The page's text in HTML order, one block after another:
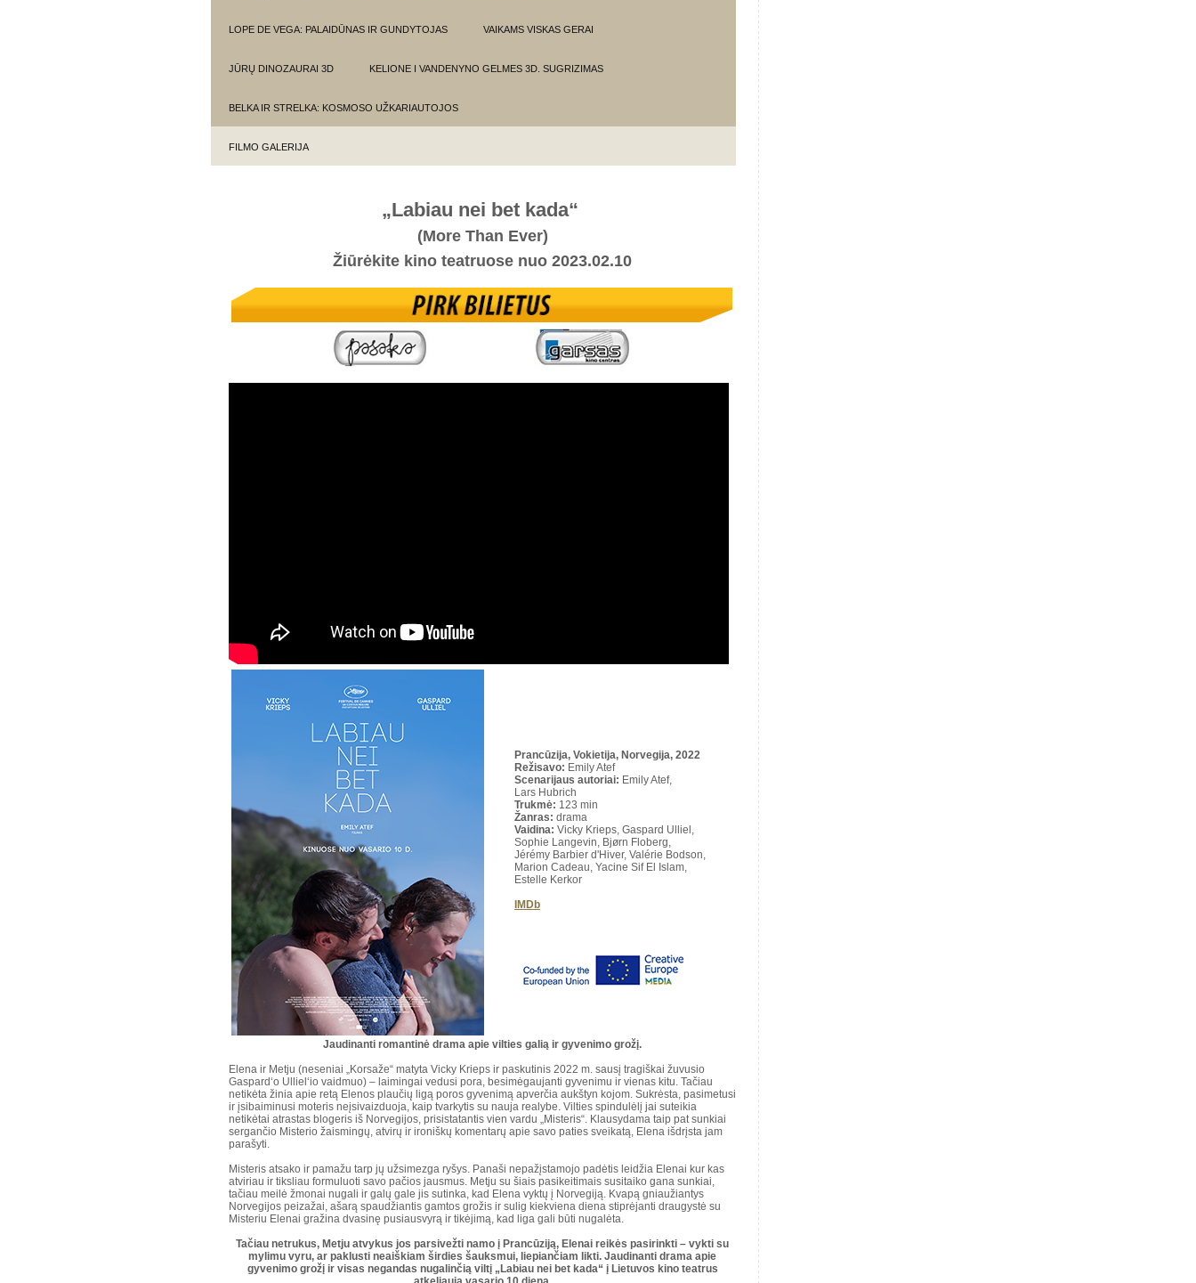
LOPE DE VEGA: PALAIDŪNAS IR GUNDYTOJAS VAIKAMS VISKAS GERAI
JŪRŲ DINOZAURAI 3D KELIONE I VANDENYNO GELMES 3D. SUGRIZIMAS
BELKA IR STRELKA: KOSMOSO UŽKARIAUTOJOS
FILMO GALERIJA
„Labiau nei bet kada“
(More Than Ever)
Žiūrėkite kino teatruose nuo 2023.02.10
Prancūzija, Vokietija, Norvegija, 2022
Režisavo: Emily Atef
Scenarijaus autoriai: Emily Atef,
Lars Hubrich
Trukmė: 123 min
Žanras: drama
Vaidina: Vicky Krieps, Gaspard Ulliel,
Sophie Langevin, Bjørn Floberg,
Jérémy Barbier d'Hiver, Valérie Bodson,
Marion Cadeau, Yacine Sif El Islam,
Estelle Kerkor
IMDb
Jaudinanti romantinė drama apie vilties galią ir gyvenimo grožį.
Elena ir Metju (neseniai „Korsaže“ matyta Vicky Krieps ir paskutinis 2022 m. sausį tragiškai žuvusio
Gaspard‘o Ulliel‘io vaidmuo) – laimingai vedusi pora, besimėgaujanti gyvenimu ir vienas kitu. Tačiau
netikėta žinia apie retą Elenos plaučių ligą poros gyvenimą apverčia aukštyn kojom. Sukrėsta, pasimetusi
ir įsibaiminusi moteris neįsivaizduoja, kaip tvarkytis su nauja realybe. Vilties spindulėlį jai suteikia
netikėtai atrastas blogeris iš Norvegijos, prisistatantis vien vardu „Misteris“. Klausydama taip pat sunkiai
sergančio Misterio žaismingų, atvirų ir ironiškų komentarų apie savo paties sveikatą, Elena išdrįsta jam
parašyti.
Misteris atsako ir pamažu tarp jų užsimezga ryšys. Panaši nepažįstamojo padėtis leidžia Elenai kur kas
atviriau ir tiksliau formuluoti savo pačios jausmus. Metju su šiais pasikeitimais susitaiko gana sunkiai,
tačiau meilė žmonai nugali ir galų gale jis sutinka, kad Elena vyktų į Norvegiją. Kvapą gniaužiantys
Norvegijos peizažai, ašarą spaudžiantis gamtos grožis ir sulig kiekviena diena stiprėjanti draugystė su
Misteriu Elenai gražina dvasinę pusiausvyrą ir tikėjimą, kad liga gali būti nugalėta.
Tačiau netrukus, Metju atvykus jos parsivežti namo į Prancūziją, Elenai reikės pasirinkti – vykti su
mylimu vyru, ar paklusti neaiškiam širdies šauksmui, liepiančiam likti. Jaudinanti drama apie
gyvenimo grožį ir visas negandas nugalinčią viltį „Labiau nei bet kada“ į Lietuvos kino teatrus